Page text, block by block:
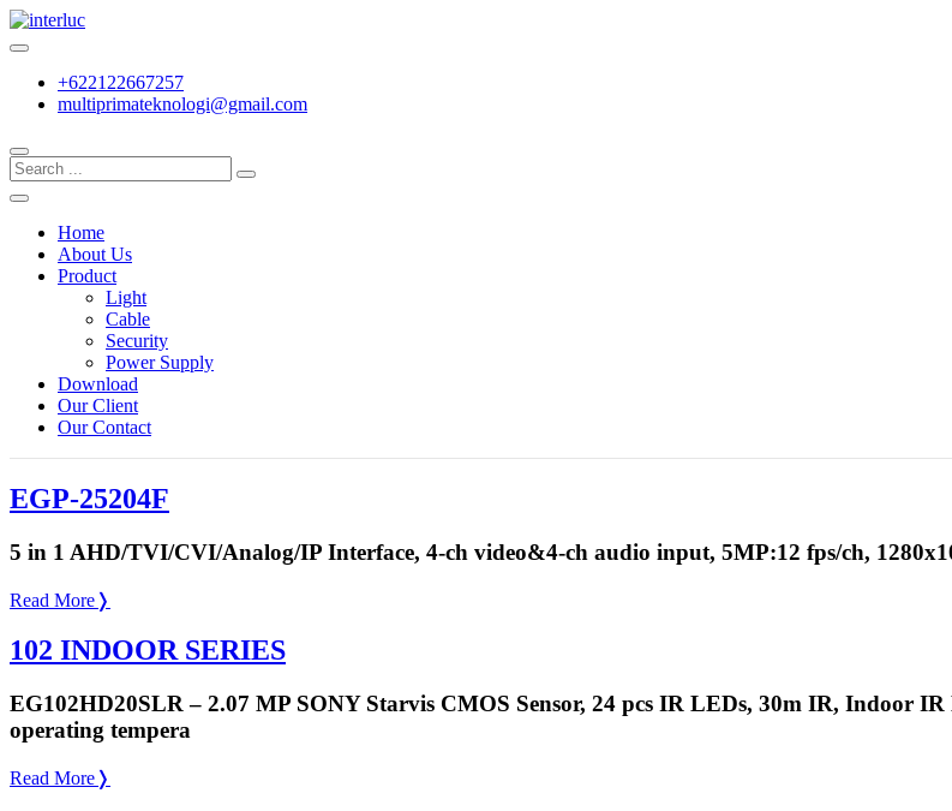
Skip
to
interluc
Quality with Responsibility
+622122667257
multiprimateknologi@gmail.com
Home
About Us
Product
Light
Cable
Security
Power Supply
Download
Our Client
Our Contact
EGP-25204F
5 in 1 AHD/TVI/CVI/Analog/IP Interface, 4-ch video&4-ch audio input, 5MP:12 fps/ch,
Read More ❭
102 INDOOR SERIES
EG102HD20SLR – 2.07 MP SONY Starvis CMOS Sensor, 24 pcs IR LEDs, 30m IR, Indoor
operating tempera
Read More ❭